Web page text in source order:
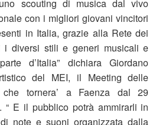
scouting di musica dal vivo
con i migliori giovani vincitori
in Italia, grazie alla Rete dei
i diversi stili e generi musicali e
d’Italia” dichiara Giordano
del MEI, il Meeting delle
che tornera’ a Faenza dal 29
“ E il pubblico potrà ammirarli in
note e suoni organizzata dalla